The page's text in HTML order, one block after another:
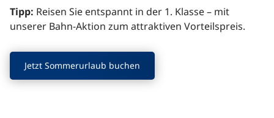
Tipp: Reisen Sie entspannt in der 1. Klasse – mit
unserer Bahn-Aktion zum attraktiven Vorteilspreis.
Jetzt Sommerurlaub buchen